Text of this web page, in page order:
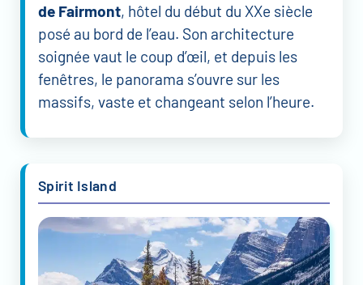
de Fairmont, hôtel du début du XXe siècle
posé au bord de l’eau. Son architecture
soignée vaut le coup d’œil, et depuis les
fenêtres, le panorama s’ouvre sur les
massifs, vaste et changeant selon l’heure.
Spirit Island